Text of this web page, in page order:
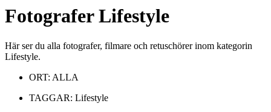
FotograferLifestyle
Här ser du alla fotografer, filmare och retuschörer inom kategorin
Lifestyle.
ORT: ALLA
TAGGAR: Lifestyle